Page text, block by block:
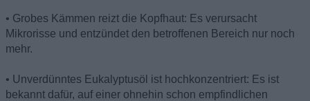
• Grobes Kämmen reizt die Kopfhaut: Es verursacht
Mikrorisse und entzündet den betroffenen Bereich nur noch
mehr.
• Unverdünntes Eukalyptusöl ist hochkonzentriert: Es ist
bekannt dafür, auf einer ohnehin schon empfindlichen